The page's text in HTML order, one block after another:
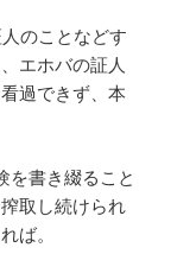
のことなどす
エホバの証人
過できず、本
を書き綴ること
取し続けられ
ば。